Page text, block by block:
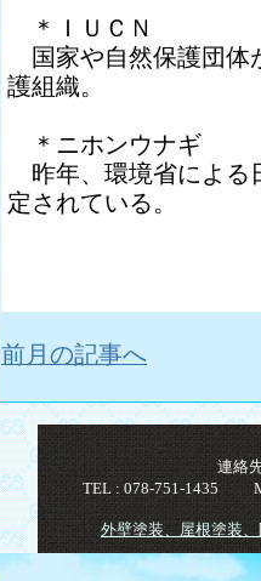
＊ＩＵＣＮ
国家や自然保護団体
護組織。
＊ニホンウナギ
昨年、環境省による
定されている。
前月の記事へ
連絡
TEL : 078-751-1435
外壁塗装、屋根塗装